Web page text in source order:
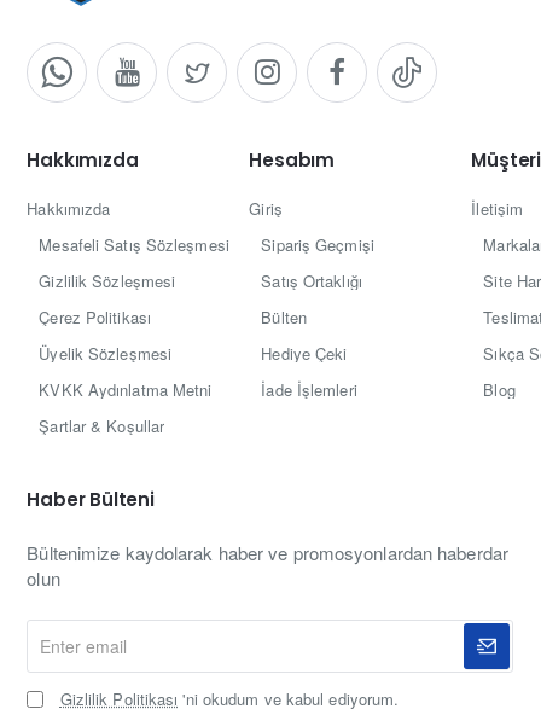
Hakkımızda
Hakkımızda
Mesafeli Satış Sözleşmesi
Gizlilik Sözleşmesi
Çerez Politikası
Üyelik Sözleşmesi
KVKK Aydınlatma Metni
Şartlar & Koşullar
Hesabım
Giriş
Sipariş Geçmişi
Satış Ortaklığı
Bülten
Hediye Çeki
İade İşlemleri
İletişim
Site
Sıkça
Blog
Haber Bülteni
Bültenimize kaydolarak haber ve promosyonlardan haberdar
olun
email
Gizlilik Politikası 'ni okudum ve kabul ediyorum.